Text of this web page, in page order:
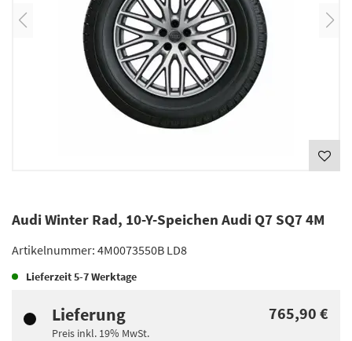
Audi Winter Rad, 10-Y-Speichen Audi Q7 SQ7 4M
Artikelnummer: 4M0073550B LD8
Lieferzeit5-7 Werktage
Lieferung
Preis inkl. 19% MwSt.
765,90 €